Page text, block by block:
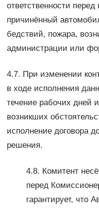
ответственности
причинённый
бедствий, пожара,
администрации или
4.7. При изменении
в ходе исполнения
течение рабочих дней
возникших
исполнение договора
решения.
4.8. Комитент
перед
гарантирует, что